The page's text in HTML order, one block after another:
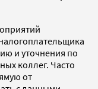
и уточнения по
коллег. Часто
от